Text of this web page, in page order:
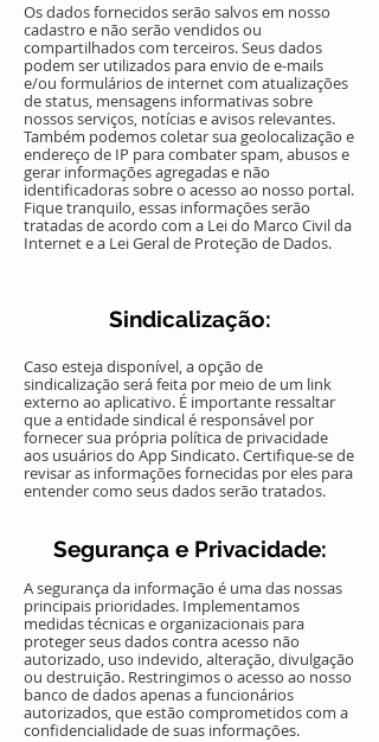
Os dados fornecidos serão salvos em nosso
cadastro e não serão vendidos ou
compartilhados com terceiros. Seus dados
podem ser utilizados para envio de e-mails
e/ou formulários de internet com atualizações
de status, mensagens informativas sobre
nossos serviços, notícias e avisos relevantes.
Também podemos coletar sua geolocalização e
endereço de IP para combater spam, abusos e
gerar informações agregadas e não
identificadoras sobre o acesso ao nosso portal.
Fique tranquilo, essas informações serão
tratadas de acordo com a Lei do Marco Civil da
Internet e a Lei Geral de Proteção de Dados.
Sindicalização:
Caso esteja disponível, a opção de
sindicalização será feita por meio de um link
externo ao aplicativo. É importante ressaltar
que a entidade sindical é responsável por
fornecer sua própria política de privacidade
aos usuários do App Sindicato. Certifique-se de
revisar as informações fornecidas por eles para
entender como seus dados serão tratados.
Segurança e Privacidade:
A segurança da informação é uma das nossas
principais prioridades. Implementamos
medidas técnicas e organizacionais para
proteger seus dados contra acesso não
autorizado, uso indevido, alteração, divulgação
ou destruição. Restringimos o acesso ao nosso
banco de dados apenas a funcionários
autorizados, que estão comprometidos com a
confidencialidade de suas informações.